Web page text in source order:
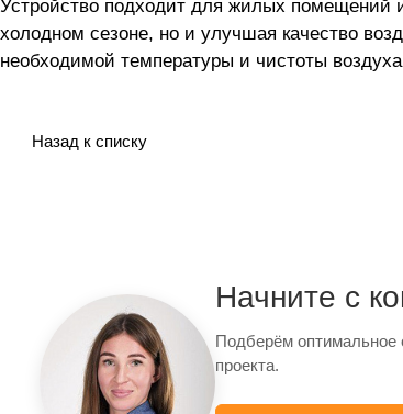
Устройство подходит для жилых помещений
холодном сезоне, но и улучшая качество
необходимой температуры и чистоты
Назад к списку
Начните с
Подберём оптимальное
проекта.